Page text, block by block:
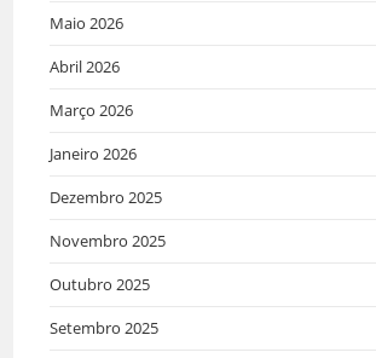
Maio 2026
Abril 2026
Março 2026
Janeiro 2026
Dezembro 2025
Novembro 2025
Outubro 2025
Setembro 2025